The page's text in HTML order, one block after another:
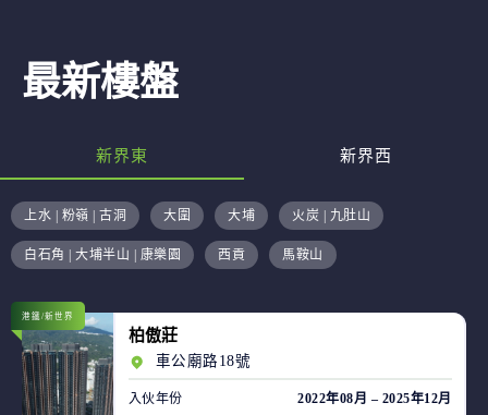
最新樓盤
新界東 新界西
上水 | 粉嶺 | 古洞 大圍 大埔 火炭 | 九肚山
白石角 | 大埔半山 | 康樂園 西貢 馬鞍山
港鐵/新世界
柏傲莊
車公廟路18號
入伙年份
2022年08月 – 2025年12月